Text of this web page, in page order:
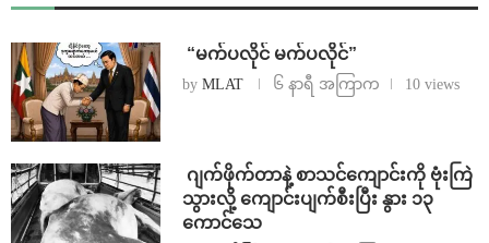
⁨ ⁨“မက်ပလိုင် မက်ပလိုင်”
by MLAT ၆ နာရီ အကြာက 10 views
⁨⁩ ⁨ဂျက်ဖိုက်တာနဲ့ စာသင်ကျောင်းကို ဗုံးကြဲ
သွားလို့ ကျောင်းပျက်စီးပြီး နွား ၁၃
ကောင်သေ